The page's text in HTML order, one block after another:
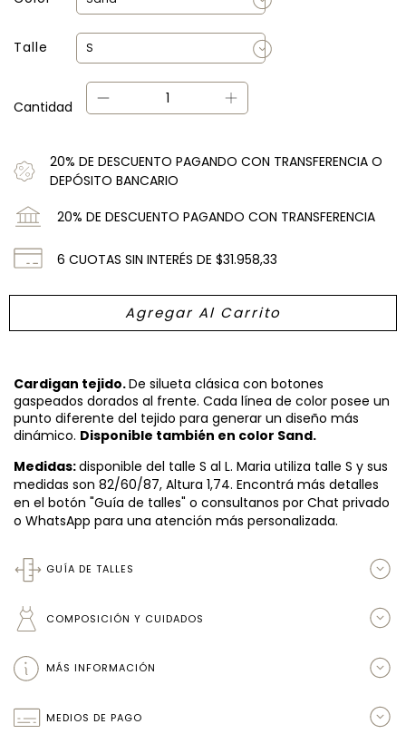
Talle
Cantidad
20% DE DESCUENTO PAGANDO CON TRANSFERENCIA O
DEPÓSITO BANCARIO
20% DE DESCUENTO PAGANDO CON TRANSFERENCIA
6 CUOTAS SIN INTERÉS DE $31.958,33
Cardigan tejido.De silueta clásica con botones
gaspeados dorados al frente. Cada línea de color posee un
punto diferente del tejido para generar un diseño más
dinámico. Disponible también en color Sand.
Medidas:disponible del talle S al L. Maria utiliza talle S y sus
medidas son 82/60/87, Altura 1,74. Encontrá más detalles
en el botón "Guía de talles" o consultanos por Chat privado
o WhatsApp para una atención más personalizada.
GUÍA DE TALLES
COMPOSICIÓN Y CUIDADOS
MÁS INFORMACIÓN
MEDIOS DE PAGO